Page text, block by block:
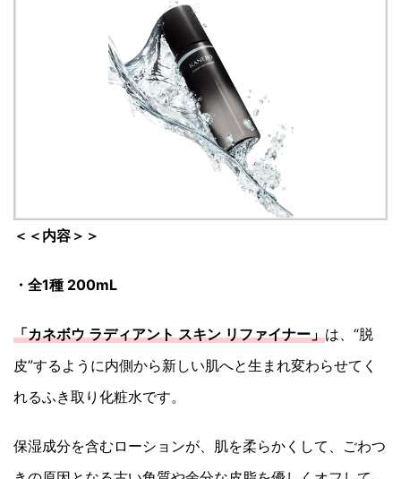
＜＜内容＞＞
・全1種 200mL
「カネボウ ラディアント スキン リファイナー」は、“脱
皮”するように内側から新しい肌へと生まれ変わらせてく
れるふき取り化粧水です。
保湿成分を含むローションが、肌を柔らかくして、ごわつ